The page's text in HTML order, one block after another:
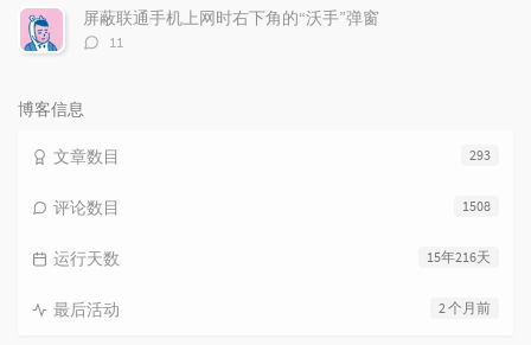
数：
屏蔽联通手机上网时右下角的“沃手”弹窗
评
11
博客信息
293
文章数目
1508
评论数目
15年216天
运行天数
2 个月前
最后活动